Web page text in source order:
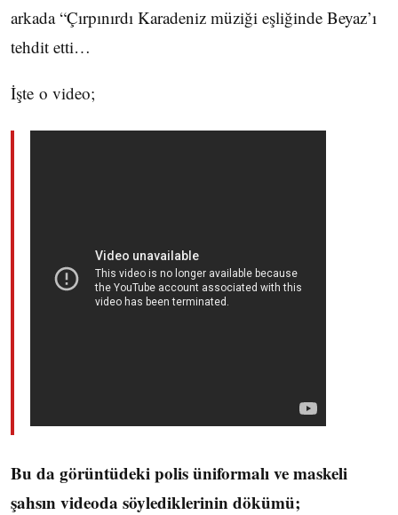
arkada “Çırpınırdı Karadeniz müziği eşliğinde Beyaz’ı
tehdit etti…
İşte o video;
Bu da görüntüdeki polis üniformalı ve maskeli
şahsın videoda söylediklerinin dökümü;